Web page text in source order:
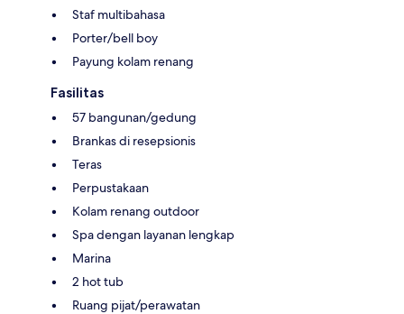
Staf multibahasa
Porter/bell boy
Payung kolam renang
Fasilitas
57 bangunan/gedung
Brankas di resepsionis
Teras
Perpustakaan
Kolam renang outdoor
Spa dengan layanan lengkap
Marina
2 hot tub
Ruang pijat/perawatan